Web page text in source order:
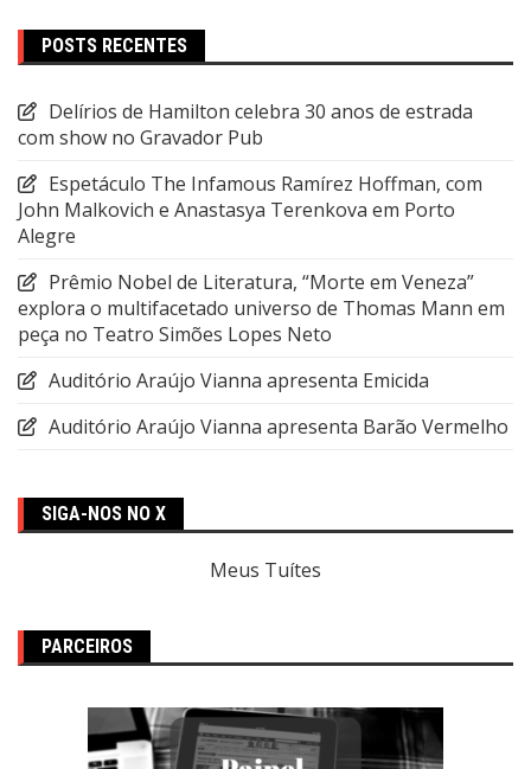
POSTS RECENTES
Delírios de Hamilton celebra 30 anos de estrada
com show no Gravador Pub
Espetáculo The Infamous Ramírez Hoffman, com
John Malkovich e Anastasya Terenkova em Porto
Alegre
Prêmio Nobel de Literatura, “Morte em Veneza”
explora o multifacetado universo de Thomas Mann em
peça no Teatro Simões Lopes Neto
Auditório Araújo Vianna apresenta Emicida
Auditório Araújo Vianna apresenta Barão Vermelho
SIGA-NOS NO X
Meus Tuítes
PARCEIROS